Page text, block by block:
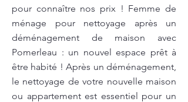
pour connaître nos prix ! Femme de
ménage pour nettoyage après un
déménagement de maison avec
Pomerleau : un nouvel espace prêt à
être habité ! Après un déménagement,
le nettoyage de votre nouvelle maison
ou appartement est essentiel pour un